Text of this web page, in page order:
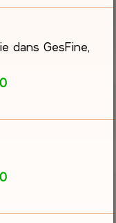
dans GesFine,